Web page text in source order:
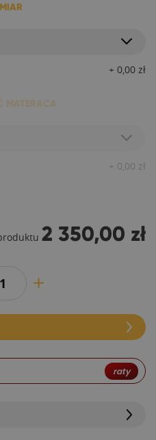
+ 0,00 zł
MATERACA
+ 0,00 zł
2 350,00 zł
raty